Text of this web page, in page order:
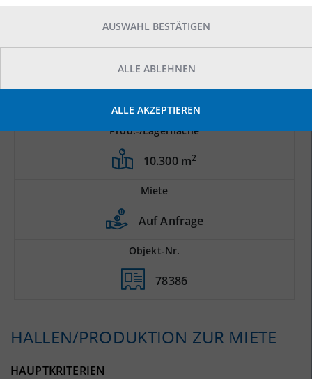
Prod.-/Lagerfläche
10.300 m2
Miete
Auf Anfrage
Objekt-Nr.
78386
HALLEN/PRODUKTION ZUR MIETE
HAUPTKRITERIEN
AUSWAHL BESTÄTIGEN
ALLE ABLEHNEN
ALLE AKZEPTIEREN